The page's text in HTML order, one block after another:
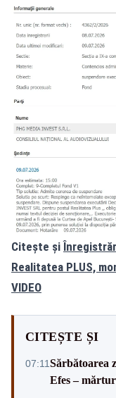
Citește și
Realitatea PLUS,
VIDEO
CITEȘTE ȘI
07:11Sărbătoarea
Efes –